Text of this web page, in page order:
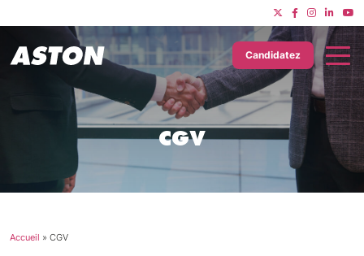
Candidatez
CGV
Accueil » CGV